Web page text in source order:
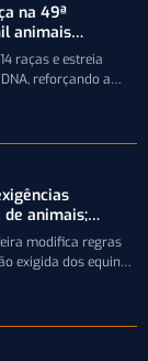
na 49ª
animais
raças e estreia
reforçando a
animais;
modifica regras
exigida dos equinos